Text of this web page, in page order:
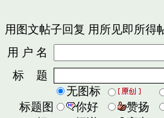
用图文帖子回复 用所见即所得
用 户 名
标 题
标题图
无图标
你好
赞扬